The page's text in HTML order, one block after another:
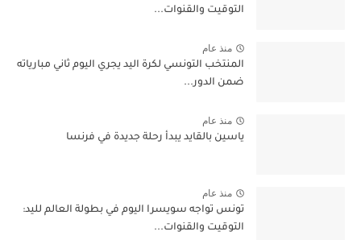
التوقيت والقنوات...
منذ عام
المنتخب التونسي لكرة اليد يجري اليوم ثاني مبارياته
ضمن الدور...
منذ عام
ياسين بالقايد يبدأ رحلة جديدة في فرنسا
منذ عام
تونس تواجه سويسرا اليوم في بطولة العالم لليد:
التوقيت والقنوات...